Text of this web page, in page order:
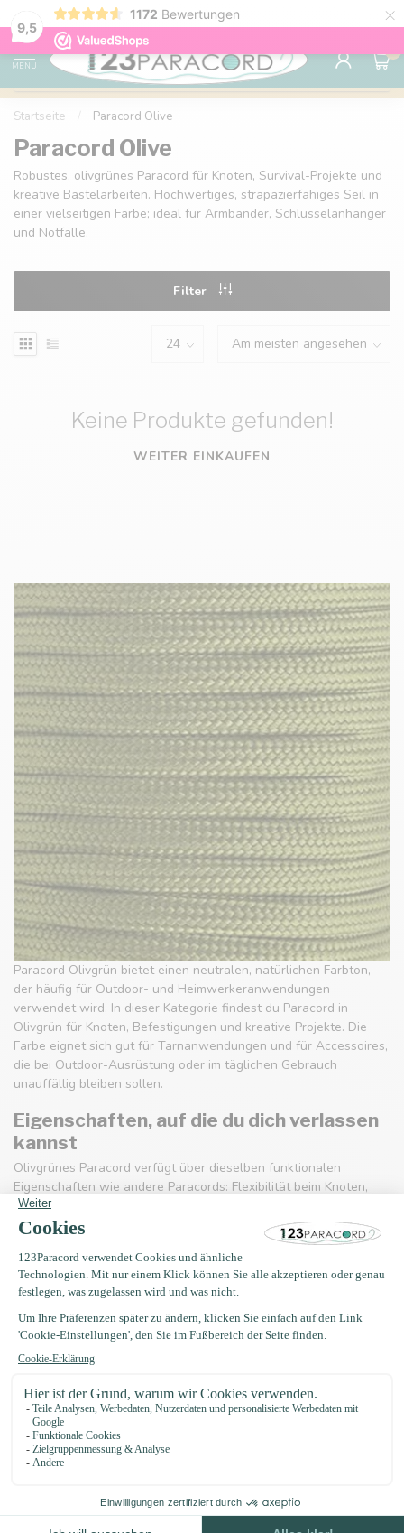
9,5
1172 Bewertungen ×
Kostenlose Lieferung nach Hause ab 150 €
MENU
0
Startseite Paracord Olive
Paracord Olive
Robustes, olivgrünes Paracord für Knoten, Survival-Projekte und
kreative Bastelarbeiten. Hochwertiges, strapazierfähiges Seil in
einer vielseitigen Farbe; ideal für Armbänder, Schlüsselanhänger
und Notfälle.
Filter
Keine Produkte gefunden!
WEITER EINKAUFEN
Paracord Olivgrün bietet einen neutralen, natürlichen Farbton,
der häufig für Outdoor- und Heimwerkeranwendungen
verwendet wird. In dieser Kategorie findest du Paracord in
Olivgrün für Knoten, Befestigungen und kreative Projekte. Die
Farbe eignet sich gut für Tarnanwendungen und für Accessoires,
die bei Outdoor-Ausrüstung oder im täglichen Gebrauch
unauffällig bleiben sollen.
Eigenschaften, auf die du dich verlassen
kannst
Olivgrünes Paracord verfügt über dieselben funktionalen
Eigenschaften wie andere Paracords: Flexibilität beim Knoten,
eine Kern-Mantel-Konstruktion für Langlebigkeit und eine
Oberfläche, die sich zum Schmelzen oder Verarbeiten eignet. Die
Farbe ist wichtig für Sichtbarkeit und Stil; Olivgrün reduziert die
Auffälligkeit in natürlichen Umgebungen ohne starke Kontraste.
Häufige Anwendungsbereiche
Armbänder, Schlüsselanhänger und Trageaccessoires
Reparaturen und provisorische Befestigungen bei
Outdoor-Aktivitäten
Kreative Knoten- und Makramee-Projekte
Was du bei der Auswahl beachten
solltest
Einsatzzweck unterstützen: